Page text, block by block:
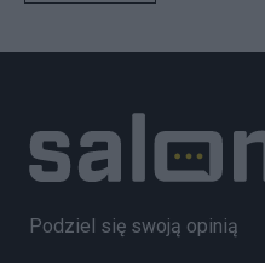
Podziel się swoją opinią